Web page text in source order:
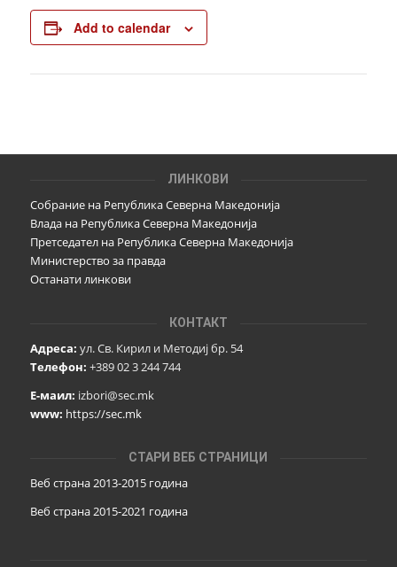
Add to calendar
ЛИНКОВИ
Собрание на Република Северна Македонија
Влада на Република Северна Македонија
Претседател на Република Северна Македонија
Министерство за правда
Останати линкови
КОНТАКТ
Адреса: ул. Св. Кирил и Методиј бр. 54
Телефон: +389 02 3 244 744
Е-маил: izbori@sec.mk
www: https://sec.mk
СТАРИ ВЕБ СТРАНИЦИ
Веб страна 2013-2015 година
Веб страна 2015-2021 година